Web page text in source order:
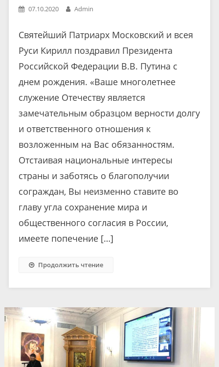
07.10.2020 Admin
Святейший Патриарх Московский и всея
Руси Кирилл поздравил Президента
Российской Федерации В.В. Путина с
днем рождения. «Ваше многолетнее
служение Отечеству является
замечательным образцом верности долгу
и ответственного отношения к
возложенным на Вас обязанностям.
Отстаивая национальные интересы
страны и заботясь о благополучии
сограждан, Вы неизменно ставите во
главу угла сохранение мира и
общественного согласия в России,
имеете попечение […]
Продолжить чтение